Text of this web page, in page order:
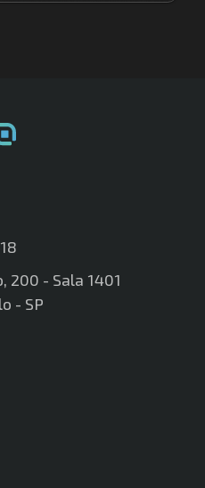
200 - Sala 1401
- SP